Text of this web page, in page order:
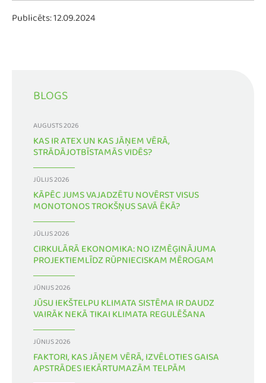
BLOGS
AUGUSTS 2026
KAS IR ATEX UN KAS JĀŅEM VĒRĀ,
STRĀDĀJOTBĪSTAMĀS VIDĒS?
JŪLIJS 2026
KĀPĒC JUMS VAJADZĒTU NOVĒRST VISUS
MONOTONOS TROKŠŅUS SAVĀ ĒKĀ?
JŪLIJS 2026
CIRKULĀRĀ EKONOMIKA: NO IZMĒĢINĀJUMA
PROJEKTIEMLĪDZ RŪPNIECISKAM MĒROGAM
JŪNIJS 2026
JŪSU IEKŠTELPU KLIMATA SISTĒMA IR DAUDZ
VAIRĀK NEKĀ TIKAI KLIMATA REGULĒŠANA
JŪNIJS 2026
FAKTORI, KAS JĀŅEM VĒRĀ, IZVĒLOTIES GAISA
APSTRĀDES IEKĀRTUMAZĀM TELPĀM
Publicēts: 12.09.2024